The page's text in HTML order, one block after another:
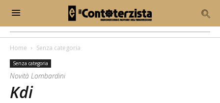
Home Senza categoria
Senza categoria
Novità Lombardini
Kdi